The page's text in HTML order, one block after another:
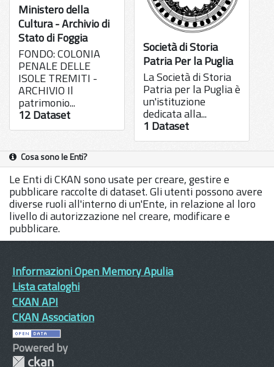
Ministero della
Cultura - Archivio di
Stato di Foggia
FONDO: COLONIA
PENALE DELLE
ISOLE TREMITI -
ARCHIVIO Il
patrimonio...
12 Dataset
Società di Storia
Patria Per la Puglia
La Società di Storia
Patria per la Puglia è
un'istituzione
dedicata alla...
1 Dataset
Cosa sono le Enti?
Le Enti di CKAN sono usate per creare, gestire e
pubblicare raccolte di dataset. Gli utenti possono avere
diverse ruoli all'interno di un'Ente, in relazione al loro
livello di autorizzazione nel creare, modificare e
pubblicare.
Informazioni Open Memory Apulia
Lista cataloghi
CKAN API
CKAN Association
Powered by